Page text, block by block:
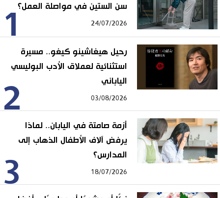
1سن الستين في مواصلة العمل؟
24/07/2026
2
رحيل هيغاشينو كيغو.. مسيرة
استثنائية لعملاق الأدب البوليسي
الياباني
03/08/2026
3
أزمة صامتة في اليابان.. لماذا
يرفض آلاف الأطفال الذهاب إلى
المدارس؟
18/07/2026